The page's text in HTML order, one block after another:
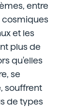
entre
cosmiques
et les
plus de
qu'elles
se
souffrent
de types